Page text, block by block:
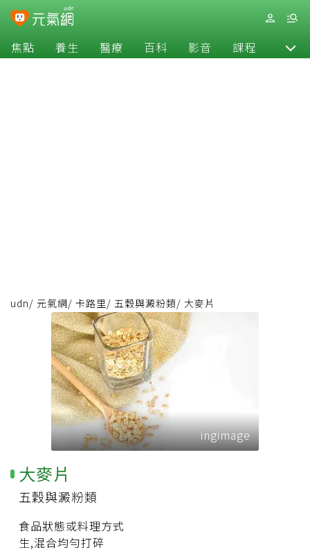
焦點 養生 醫療 百科 影音 課程 退休
udn/ 元氣網/ 卡路里/ 五穀與澱粉類/ 大麥片
ingimage
大麥片
五穀與澱粉類
食品狀態或料理方式
生,混合均勻打碎